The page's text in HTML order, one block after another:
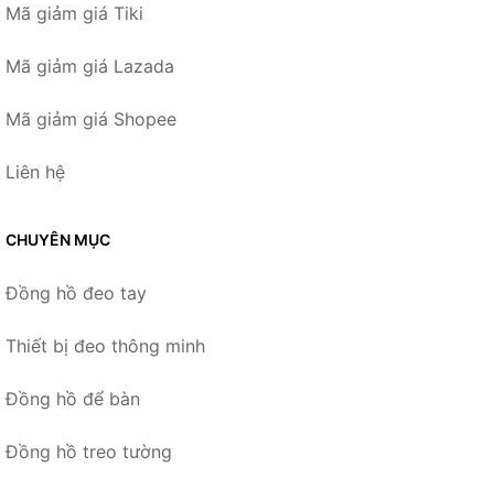
Mã giảm giá Tiki
Mã giảm giá Lazada
Mã giảm giá Shopee
Liên hệ
CHUYÊN MỤC
Đồng hồ đeo tay
Thiết bị đeo thông minh
Đồng hồ để bàn
Đồng hồ treo tường